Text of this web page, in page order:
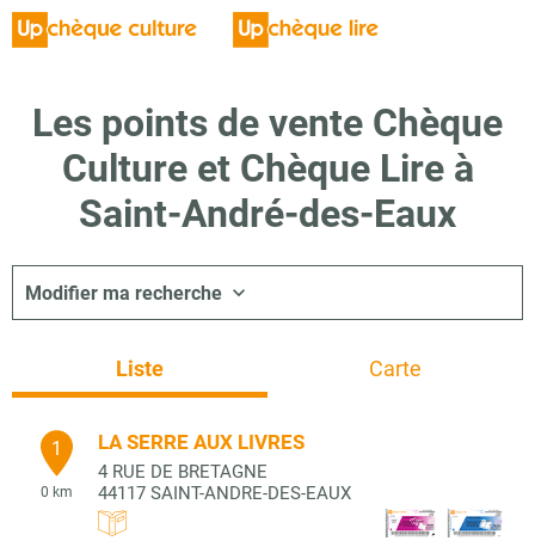
Les points de vente Chèque
Culture et Chèque Lire à
Saint-André-des-Eaux
Modifier ma recherche
Liste Carte
1
0 km
LA SERRE AUX LIVRES
4 RUE DE BRETAGNE
44117 SAINT-ANDRE-DES-EAUX